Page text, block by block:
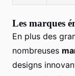
Les marques
En plus des
nombreuses
designs